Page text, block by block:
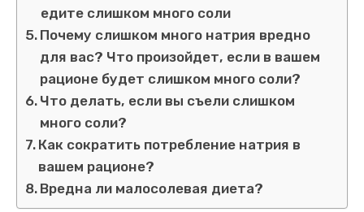
едите слишком много соли
Почему слишком много натрия вредно
для вас? Что произойдет, если в вашем
рационе будет слишком много соли?
Что делать, если вы съели слишком
много соли?
Как сократить потребление натрия в
вашем рационе?
Вредна ли малосолевая диета?